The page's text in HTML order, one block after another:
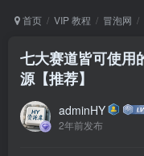
首页 VIP 教程 冒泡网
七大赛道皆可使用
源【推荐】
adminHY
2年前发布